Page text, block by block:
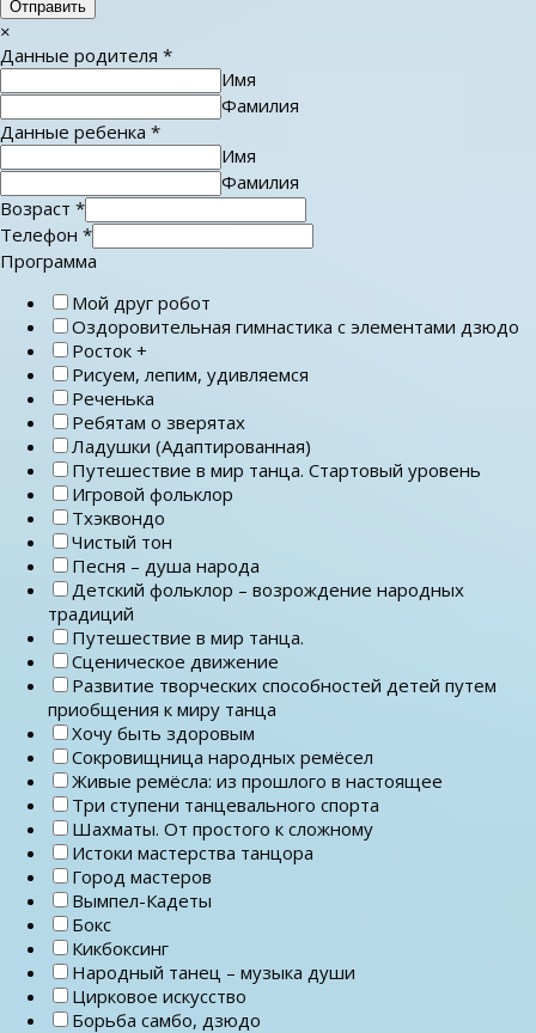
Отправить
×
Данные родителя *
Имя
Фамилия
Данные ребенка *
Имя
Фамилия
Возраст *
Телефон *
Программа
Мой друг робот
Оздоровительная гимнастика с элементами дзюдо
Росток +
Рисуем, лепим, удивляемся
Реченька
Ребятам о зверятах
Ладушки (Адаптированная)
Путешествие в мир танца. Стартовый уровень
Игровой фольклор
Тхэквондо
Чистый тон
Песня – душа народа
Детский фольклор – возрождение народных
традиций
Путешествие в мир танца.
Сценическое движение
Развитие творческих способностей детей путем
приобщения к миру танца
Хочу быть здоровым
Сокровищница народных ремёсел
Живые ремёсла: из прошлого в настоящее
Три ступени танцевального спорта
Шахматы. От простого к сложному
Истоки мастерства танцора
Город мастеров
Вымпел-Кадеты
Бокс
Кикбоксинг
Народный танец – музыка души
Цирковое искусство
Борьба самбо, дзюдо